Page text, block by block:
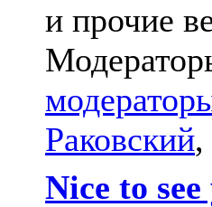
и прочие
Раковский,
Nice to